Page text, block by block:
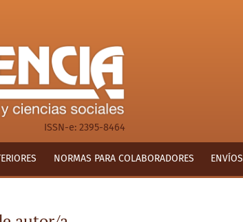
ISSN-e: 2395-8464
NORMAS PARA COLABORADORES ENVÍOS